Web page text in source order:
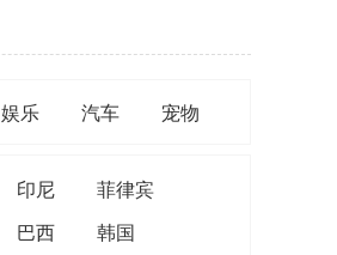
娱乐 汽车 宠物
印尼
菲律宾
巴西 韩国